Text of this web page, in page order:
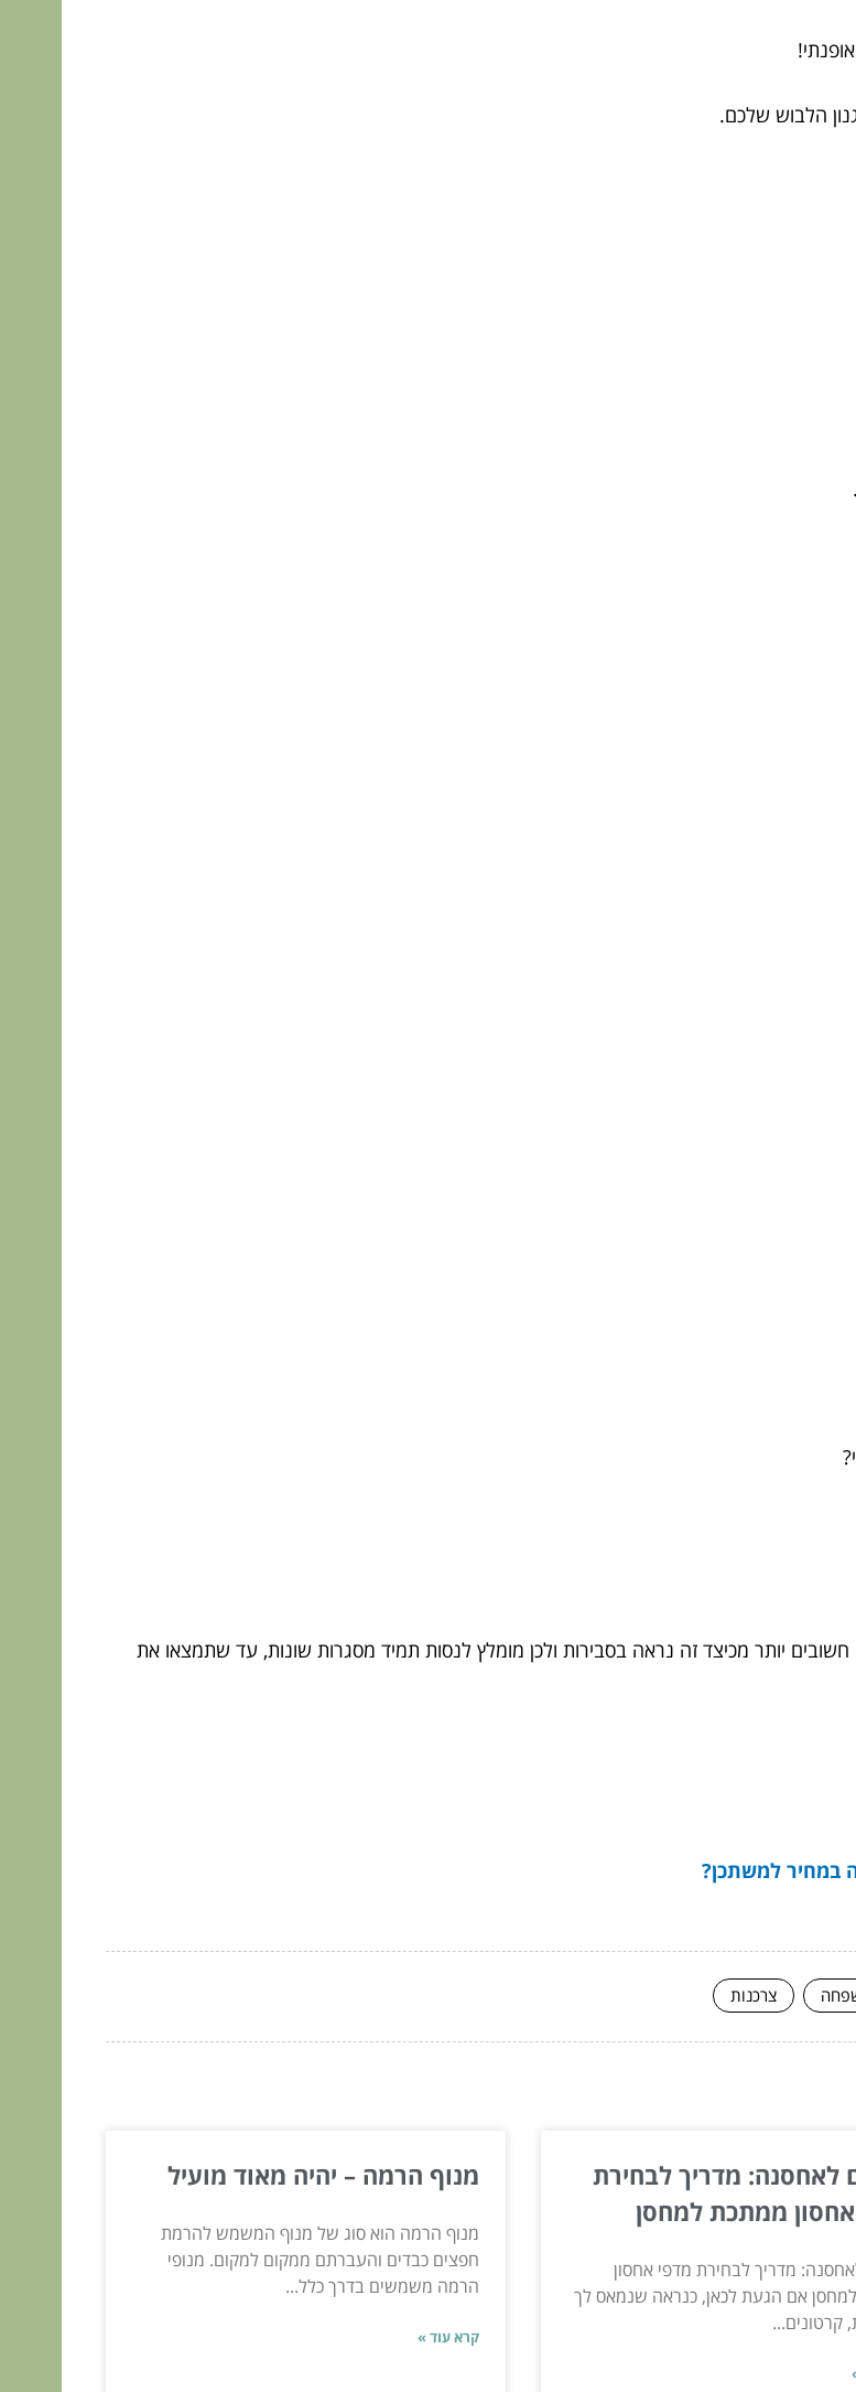
הלבוש שלכם.
יותר מכיצד זה נראה בסבירות ולכן מומלץ לנסות תמיד מסגרות שונות, עד שתמצאו את
במחיר למשתכן?
צרכנות
לאחסנה: מדריך לבחירת
ממתכת למחסן
מדריך לבחירת מדפי אחסון
אם הגעת לכאן, כנראה שנמאס לך
קרטונים...
מנוף הרמה – יהיה מאוד מועיל
מנוף הרמה הוא סוג של מנוף המשמש להרמת
חפצים כבדים והעברתם ממקום למקום. מנופי
הרמה משמשים בדרך כלל...
קרא עוד »